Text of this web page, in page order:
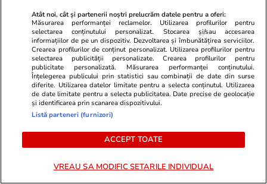
Lifestyle
Combinaţii răcoritoare de apă
cu fructe şi plante aromatice
pentru vară
Lifestyle 01 aug.
Atât noi, cât și partenerii noștri prelucrăm datele pentru a oferi:
Măsurarea performanței reclamelor. Utilizarea profilurilor pentru
selectarea conținutului personalizat. Stocarea și/sau accesarea
informațiilor de pe un dispozitiv. Dezvoltarea și îmbunătățirea serviciilor.
Crearea profilurilor de conținut personalizat. Utilizarea profilurilor pentru
selectarea publicității personalizate. Crearea profilurilor pentru
publicitate personalizată. Măsurarea performanței conținutului.
Înțelegerea publicului prin statistici sau combinații de date din surse
diferite. Utilizarea datelor limitate pentru a selecta conținutul. Utilizarea
de date limitate pentru a selecta publicitatea. Date precise de geolocație
și identificarea prin scanarea dispozitivului.
Listă parteneri (furnizori)
ACCEPT TOATE
VREAU SA MODIFIC SETARILE INDIVIDUAL